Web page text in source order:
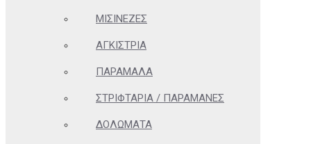
ΜΙΣΙΝΈΖΕΣ
ΑΓΚΊΣΤΡΙΑ
ΠΑΡΆΜΑΛΑ
ΣΤΡΙΦΤΆΡΙΑ / ΠΑΡΑΜΆΝΕΣ
ΔΟΛΏΜΑΤΑ